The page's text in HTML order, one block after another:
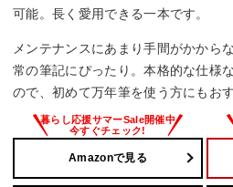
可能。長く愛用できる一本です。
メンテナンスにあまり手間がかから
常の筆記にぴったり。本格的な仕様
ので、初めて万年筆を使う方にもお
Amazonで見る